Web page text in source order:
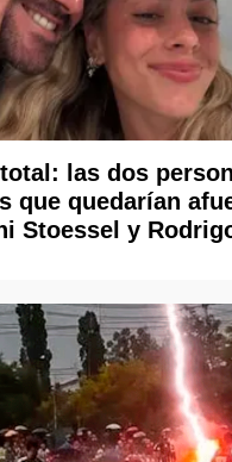
las dos
que quedarían
Stoessel y